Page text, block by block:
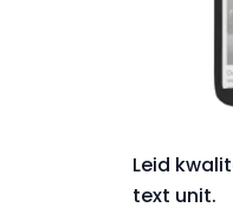
Leid
text unit.